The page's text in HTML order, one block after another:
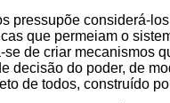
pressupõe considerá-
que permeiam o
de criar mecanismos
decisão do poder, de
de todos, construído